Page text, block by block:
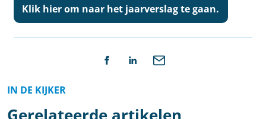
Klik hier om naar het jaarverslag te gaan.
IN DE KIJKER